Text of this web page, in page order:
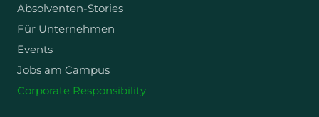
Absolventen-Stories
Für Unternehmen
Events
Jobs am Campus
Corporate Responsibility